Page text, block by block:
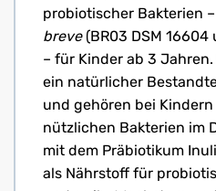
probiotischer Bakterien –
breve(BR03 DSM 16604
– für Kinder ab 3
ein natürlicher
und gehören bei
nützlichen Bakterien im
mit dem Präbiotikum
als Nährstoff für